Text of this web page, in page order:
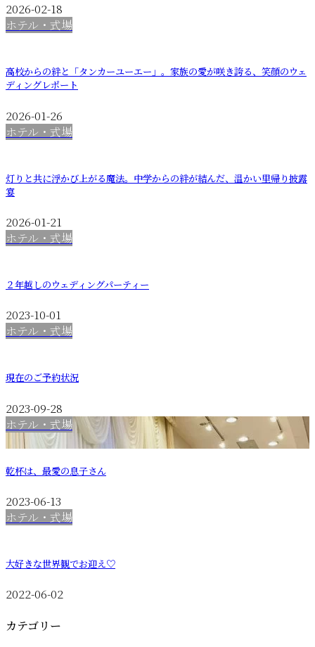
2026-02-18
ホテル・式場
高校からの絆と「タンカーユーエー」。家族の愛が咲き誇る、笑顔のウェ
ディングレポート
2026-01-26
ホテル・式場
灯りと共に浮かび上がる魔法。中学からの絆が結んだ、温かい里帰り披露
宴
2026-01-21
ホテル・式場
２年越しのウェディングパーティー
2023-10-01
ホテル・式場
現在のご予約状況
2023-09-28
ホテル・式場
乾杯は、最愛の息子さん
2023-06-13
ホテル・式場
大好きな世界観でお迎え♡
2022-06-02
カテゴリー